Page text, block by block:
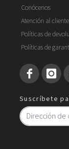
Conócenos
Atención al cliente
Políticas de
Políticas de
Suscríbete